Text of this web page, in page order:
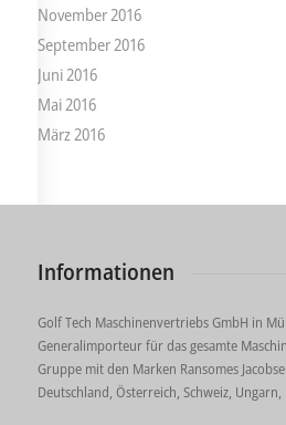
November 2016
September 2016
Juni 2016
Mai 2016
März 2016
Informationen
Golf Tech Maschinenvertriebs GmbH in
Generalimporteur für das gesamte
Gruppe mit den Marken Ransomes
Deutschland, Österreich, Schweiz,